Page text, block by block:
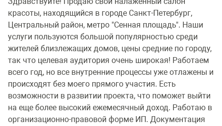
красоты, находящийся в городе Санкт-Петербург,
Центральный район, метро "Сенная площадь". Наши
услуги пользуются большой популярностью среди
жителей близлежащих домов, цены средние по городу,
так что целевая аудитория очень широкая! Работаем
всего год, но все внутренние процессы уже отлажены и
происходят без моего прямого участия. Есть
возможности в развитии проекта, что поможет выйти
на еще более высокий ежемесячный доход. Работаю в
организационно-правовой форме ИП. Документация